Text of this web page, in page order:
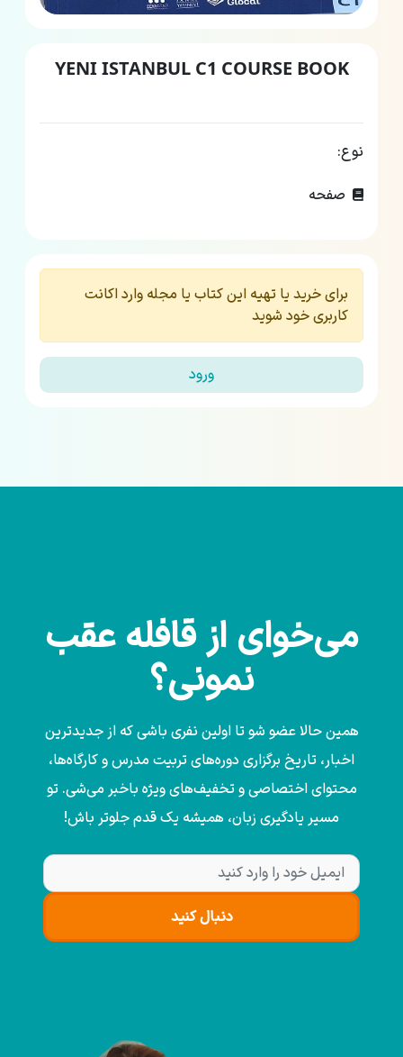
YENI ISTANBUL C1 COURSE BOOK
نوع:
صفحه
برای خرید یا تهیه این کتاب یا مجله وارد اکانت
کاربری خود شوید
ورود
می‌خوای از قافله عقب
نمونی؟
همین حالا عضو شو تا اولین نفری باشی که از جدیدترین
اخبار، تاریخ برگزاری دوره‌های تربیت مدرس و کارگاه‌ها،
محتوای اختصاصی و تخفیف‌های ویژه باخبر می‌شی. تو
مسیر یادگیری زبان، همیشه یک قدم جلوتر باش!
دنبال کنید